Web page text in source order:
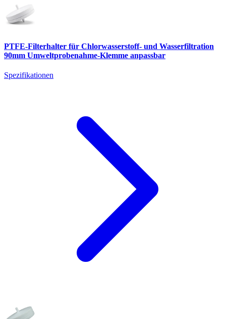
PTFE-Filterhalter für Chlorwasserstoff- und Wasserfiltration
90mm Umweltprobenahme-Klemme anpassbar
Spezifikationen